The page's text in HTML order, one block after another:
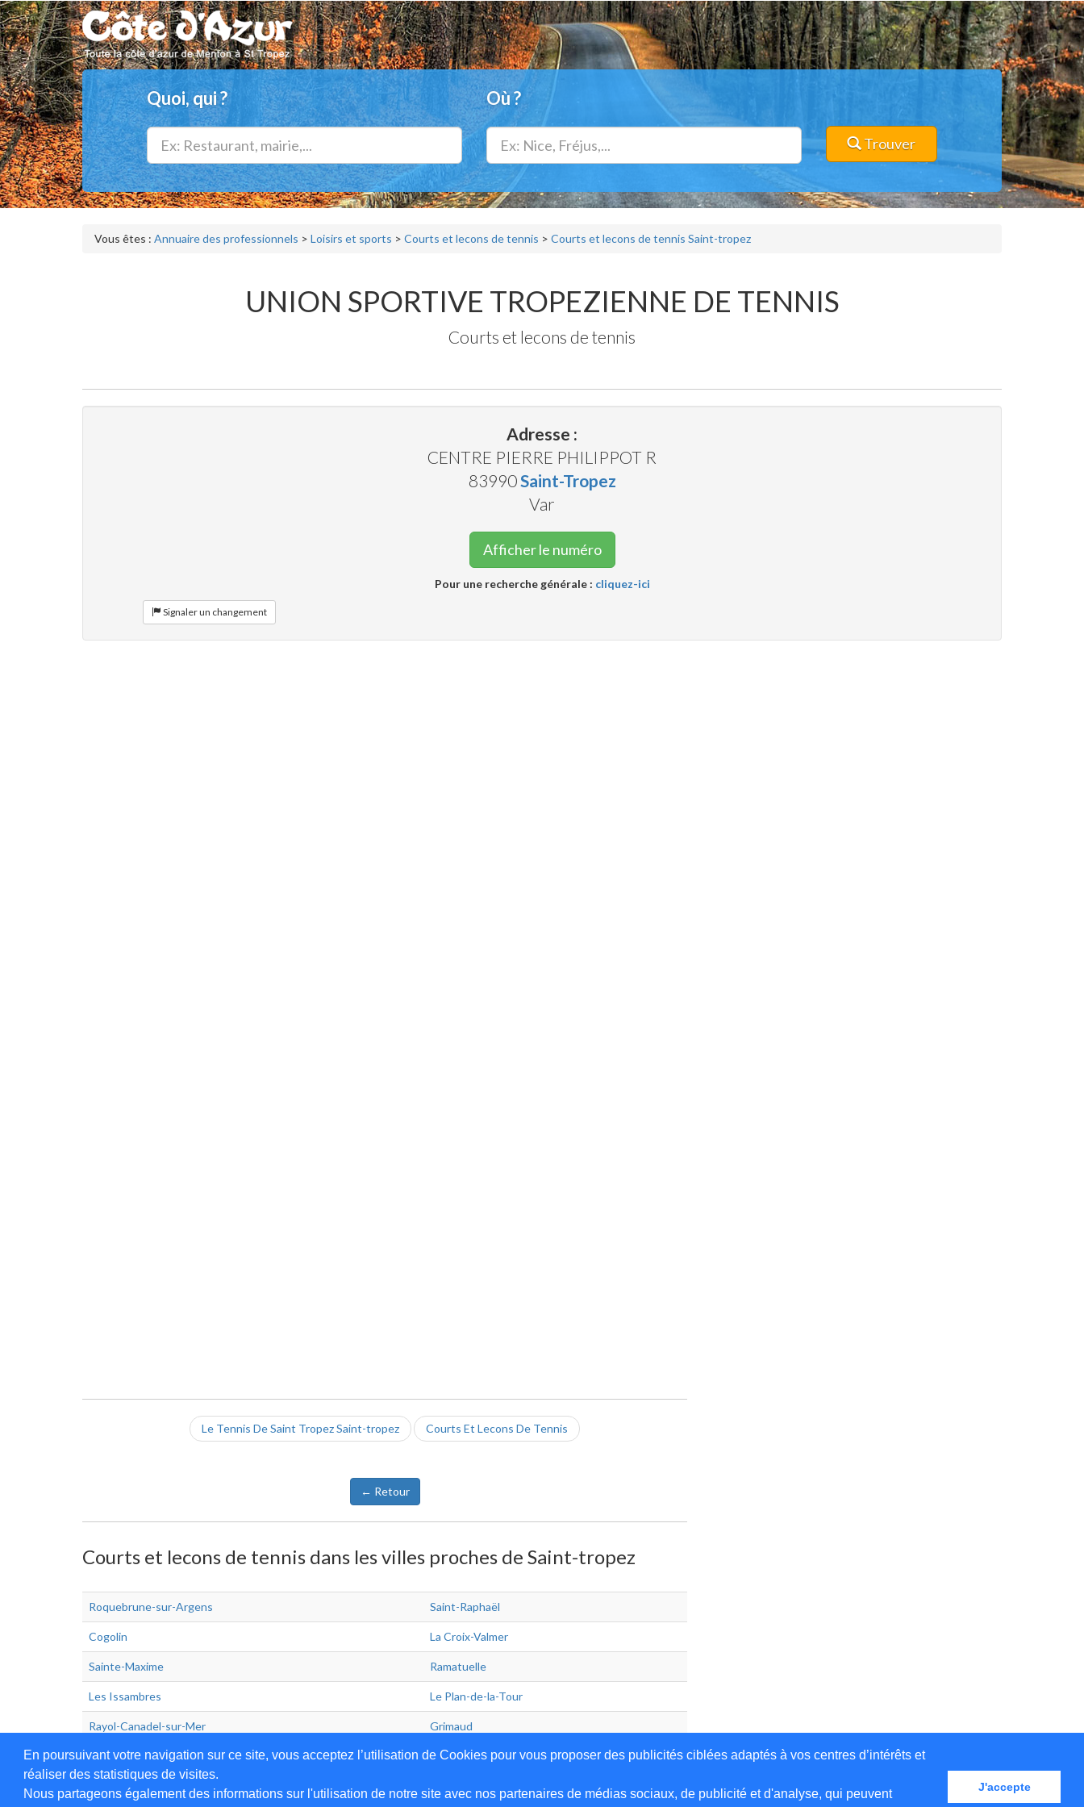
En poursuivant votre navigation sur ce site, vous acceptez l’utilisation de Cookies pour vous proposer des publicités ciblées adaptés à vos centres d’intérêts et
réaliser des statistiques de visites.
Nous partageons également des informations sur l'utilisation de notre site avec nos partenaires de médias sociaux, de publicité et d'analyse, qui peuvent
J'accepte
Quoi, qui ? Où ?
Trouver
Vous êtes : Annuaire des professionnels > Loisirs et sports > Courts et lecons de tennis > Courts et lecons de tennis Saint-tropez
UNION SPORTIVE TROPEZIENNE DE TENNIS
Courts et lecons de tennis
Adresse :
CENTRE PIERRE PHILIPPOT R
83990Saint-Tropez
Var
Afficher le numéro
Pour une recherche générale : cliquez-ici
Signaler un changement
Le Tennis De Saint Tropez Saint-tropez Courts Et Lecons De Tennis
← Retour
Courts et lecons de tennis dans les villes proches de Saint-tropez
Roquebrune-sur-Argens Saint-Raphaël
Cogolin La Croix-Valmer
Sainte-Maxime Ramatuelle
Les Issambres Le Plan-de-la-Tour
Rayol-Canadel-sur-Mer Grimaud